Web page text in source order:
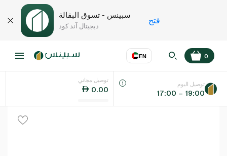
سبينس - تسوق البقالة
ديجيتال آند كود
فتح
EN
اللغة عر
0
توصيل مجاني
0.00
توصيل اليوم
17:00 – 19:00